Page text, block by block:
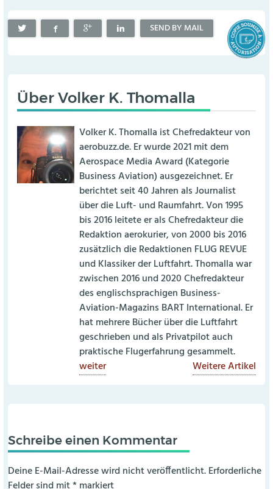
SEND BY MAIL
ÜberVolker K. Thomalla
Volker K. Thomalla ist Chefredakteur von
aerobuzz.de. Er wurde 2021 mit dem
Aerospace Media Award (Kategorie
Business Aviation) ausgezeichnet. Er
berichtet seit 40 Jahren als Journalist
über die Luft- und Raumfahrt. Von 1995
bis 2016 leitete er als Chefredakteur die
Redaktion aerokurier, von 2000 bis 2016
zusätzlich die Redaktionen FLUG REVUE
und Klassiker der Luftfahrt. Thomalla war
zwischen 2016 und 2020 Chefredakteur
des englischsprachigen Business-
Aviation-Magazins BART International. Er
hat mehrere Bücher über die Luftfahrt
geschrieben und als Privatpilot auch
praktische Flugerfahrung gesammelt.
weiter
Weitere Artikel
Schreibe einen Kommentar
Deine E-Mail-Adresse wird nicht veröffentlicht. Erforderliche